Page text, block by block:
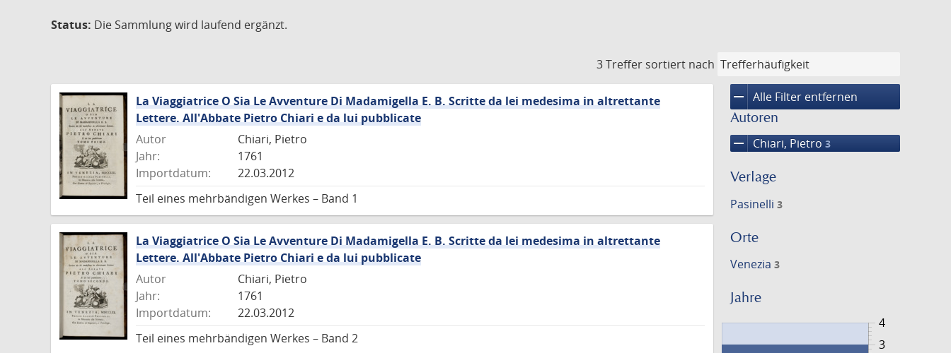
Status: Die Sammlung wird laufend ergänzt.
3 Treffer sortiert nach
remove Alle Filter entfernen
Autoren
remove Chiari, Pietro 3
Verlage
Pasinelli 3
Orte
Venezia 3
Jahre
4
3
La Viaggiatrice O Sia Le Avventure Di Madamigella E. B. Scritte da lei medesima in altrettante
Lettere. All'Abbate Pietro Chiari e da lui pubblicate
Autor
Chiari, Pietro
Jahr:
1761
Importdatum:
22.03.2012
Teil eines mehrbändigen Werkes – Band 1
La Viaggiatrice O Sia Le Avventure Di Madamigella E. B. Scritte da lei medesima in altrettante
Lettere. All'Abbate Pietro Chiari e da lui pubblicate
Autor
Chiari, Pietro
Jahr:
1761
Importdatum:
22.03.2012
Teil eines mehrbändigen Werkes – Band 2